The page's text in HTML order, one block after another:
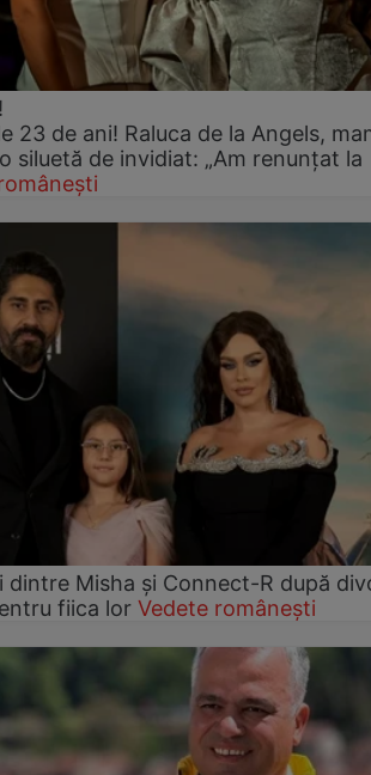
23 de ani! Raluca de la Angels,
siluetă de invidiat: „Am renunțat la
dintre Misha și Connect-R după
fiica lor Vedete românești